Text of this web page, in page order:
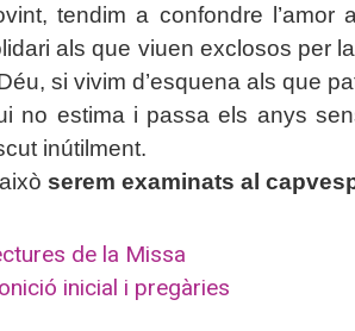
tendim a confondre
als que viuen exclosos per
si vivim d’esquena als que
no estima i passa els anys
inútilment.
serem examinats al
de la Missa
inicial i pregàries